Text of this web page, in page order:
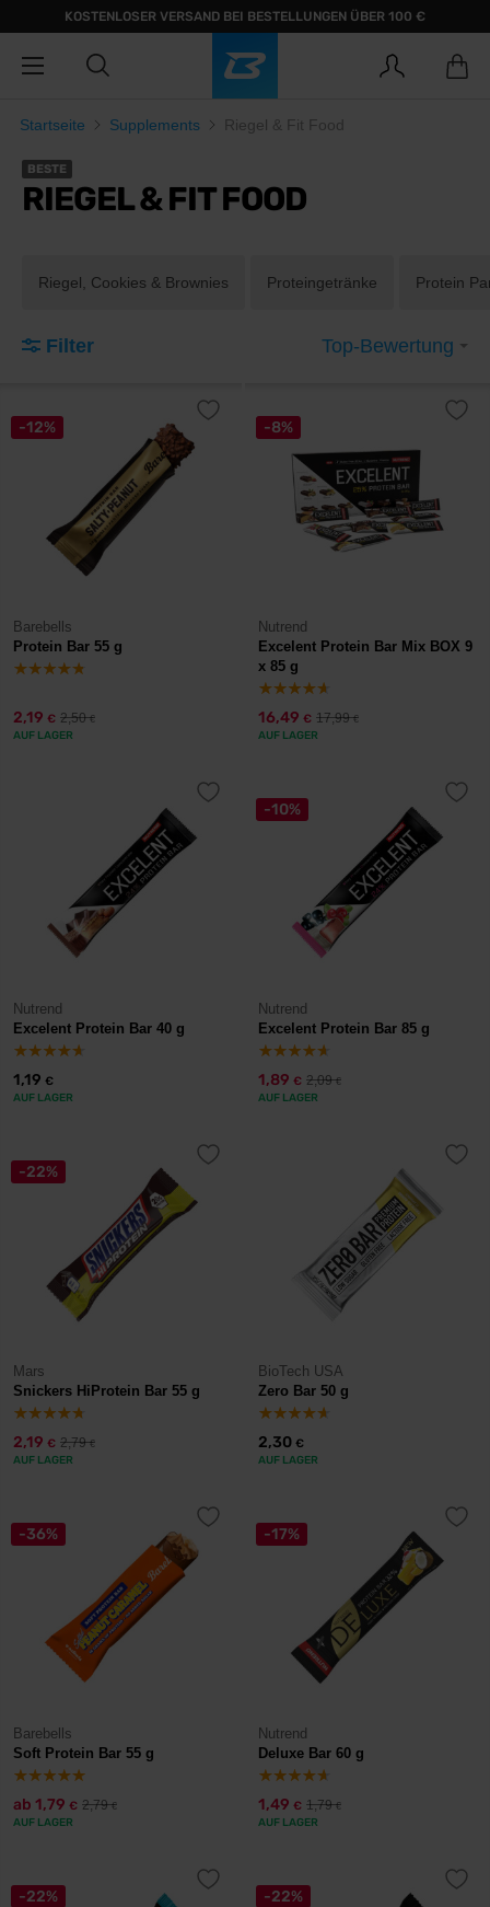
KOSTENLOSER VERSAND BEI BESTELLUNGEN ÜBER 100 €
Startseite Supplements Riegel & Fit Food
BESTE
RIEGEL & FIT FOOD
Riegel, Cookies & Brownies Proteingetränke Protein
Filter Top-Bewertung
-12%
Barebells
Protein Bar 55 g
2,19 € 2,50€
AUF LAGER
-8%
Nutrend
Excelent Protein Bar Mix BOX 9
x 85 g
16,49 € 17,99€
AUF LAGER
Nutrend
Excelent Protein Bar 40 g
1,19 €
AUF LAGER
-10%
Nutrend
Excelent Protein Bar 85 g
1,89 € 2,09€
AUF LAGER
-22%
Mars
Snickers HiProtein Bar 55 g
2,19 € 2,79€
AUF LAGER
BioTech USA
Zero Bar 50 g
2,30 €
AUF LAGER
-36%
Barebells
Soft Protein Bar 55 g
ab 1,79 € 2,79€
AUF LAGER
-17%
Nutrend
Deluxe Bar 60 g
1,49 € 1,79€
AUF LAGER
-22% -22%